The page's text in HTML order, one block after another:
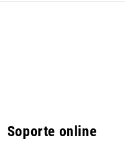
Soporte online